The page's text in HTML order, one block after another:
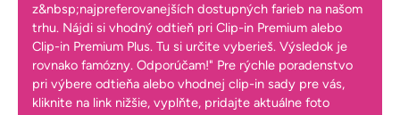
z&nbsp;najpreferovanejších dostupných farieb na našom
trhu. Nájdi si vhodný odtieň pri Clip-in Premium alebo
Clip-in Premium Plus. Tu si určite vyberieš. Výsledok je
rovnako famózny. Odporúčam!" Pre rýchle poradenstvo
pri výbere odtieňa alebo vhodnej clip-in sady pre vás,
kliknite na link nižšie, vyplňte, pridajte aktuálne foto